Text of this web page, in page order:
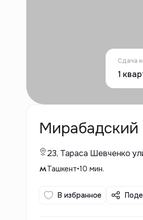
Сдача
1
Мирабадский
23, Тараса Шевченко
Ташкент•10 мин.
В избранное